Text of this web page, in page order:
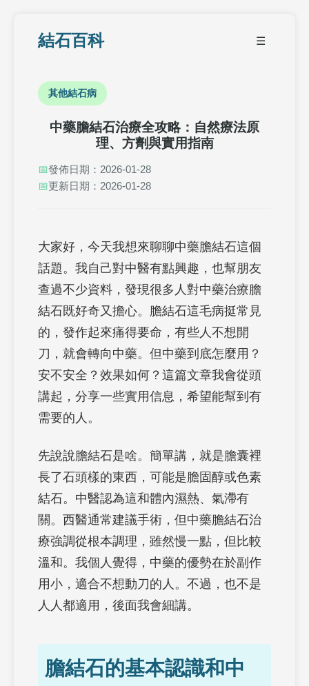
結石百科 ☰
其他結石病
中藥膽結石治療全攻略：自然療法原
理、方劑與實用指南
📅發佈日期：2026-01-28
📅更新日期：2026-01-28
大家好，今天我想來聊聊中藥膽結石這個
話題。我自己對中醫有點興趣，也幫朋友
查過不少資料，發現很多人對中藥治療膽
結石既好奇又擔心。膽結石這毛病挺常見
的，發作起來痛得要命，有些人不想開
刀，就會轉向中藥。但中藥到底怎麼用？
安不安全？效果如何？這篇文章我會從頭
講起，分享一些實用信息，希望能幫到有
需要的人。
先說說膽結石是啥。簡單講，就是膽囊裡
長了石頭樣的東西，可能是膽固醇或色素
結石。中醫認為這和體內濕熱、氣滯有
關。西醫通常建議手術，但中藥膽結石治
療強調從根本調理，雖然慢一點，但比較
溫和。我個人覺得，中藥的優勢在於副作
用小，適合不想動刀的人。不過，也不是
人人都適用，後面我會細講。
膽結石的基本認識和中